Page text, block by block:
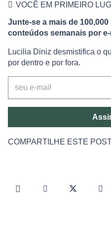
VOCÊ EM PRIMEIRO
Junte-se a mais de
conteúdos semanais por
Lucilia Diniz desmistifica o
por dentro e por fora.
COMPARTILHE ESTE